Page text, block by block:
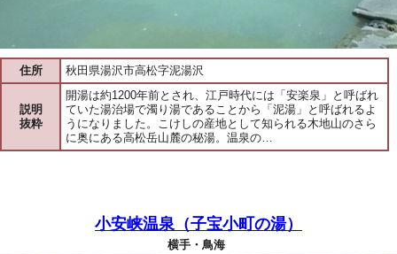
住所 秋田県湯沢市高松字泥湯沢
説明
抜粋
開湯は約1200年前とされ、江戸時代には「安楽泉」と呼ばれ
ていた湯治場で濁り湯であることから「泥湯」と呼ばれるよ
うになりました。こけしの産地として知られる木地山のさら
に奥にある高松岳山麓の秘湯。温泉の…
小安峡温泉（子宝小町の湯）
横手・鳥海